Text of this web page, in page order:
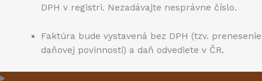
DPH v registri. Nezadávajte nesprávne číslo.
Faktúra bude vystavená bez DPH (tzv. prenesenie
daňovej povinnosti) a daň odvediete v ČR.